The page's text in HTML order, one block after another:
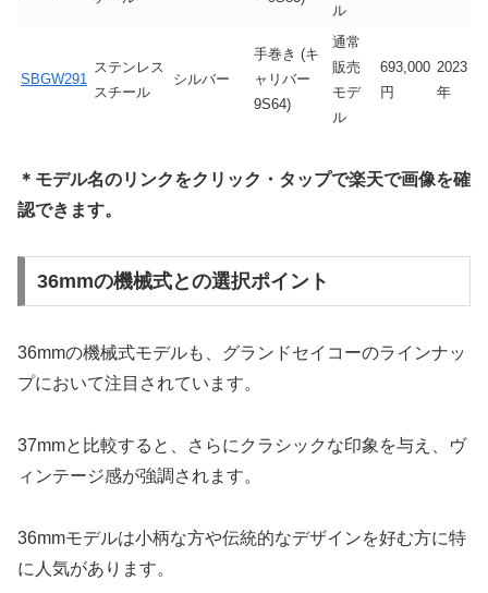
ル
SBGW291
ステンレス
スチール
シルバー
手巻き (キ
ャリバー
9S64)
通常
販売
モデ
ル
693,000
円
2023
年
＊モデル名のリンクをクリック・タップで楽天で画像を確
認できます。
36mmの機械式との選択ポイント
36mmの機械式モデルも、グランドセイコーのラインナッ
プにおいて注目されています。
37mmと比較すると、さらにクラシックな印象を与え、ヴ
ィンテージ感が強調されます。
36mmモデルは小柄な方や伝統的なデザインを好む方に特
に人気があります。